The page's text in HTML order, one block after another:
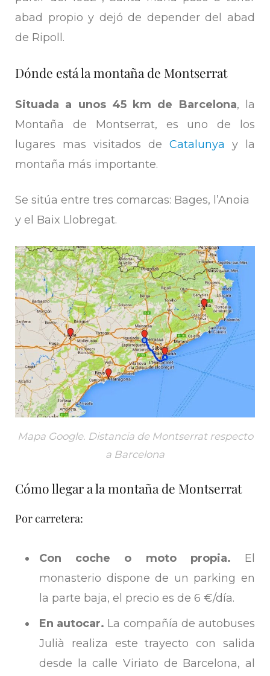
abad propio y dejó de depender del abad
de Ripoll.
Dónde está la montaña de Montserrat
Situada a unos 45 km de Barcelona, la
Montaña de Montserrat, es uno de los
lugares mas visitados de Catalunya y la
montaña más importante.
Se sitúa entre tres comarcas: Bages, l’Anoia
y el Baix Llobregat.
Mapa Google. Distancia de Montserrat respecto
a Barcelona
Cómo llegar a la montaña de Montserrat
Por carretera:
Con coche o moto propia. El
monasterio dispone de un parking en
la parte baja, el precio es de 6 €/día.
En autocar. La compañía de autobuses
Julià realiza este trayecto con salida
desde la calle Viriato de Barcelona, al